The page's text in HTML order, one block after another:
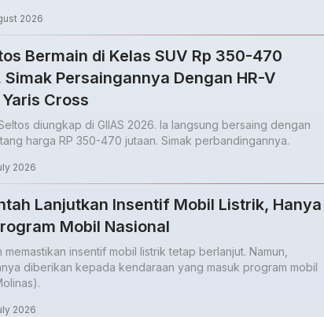
2026
Bermain di Kelas SUV Rp 350-470
Persaingannya Dengan HR-V
Cross
diungkap di GIIAS 2026. Ia langsung bersaing dengan
harga RP 350-470 jutaan. Simak perbandingannya.
2026
Lanjutkan Insentif Mobil Listrik, Hanya
Mobil Nasional
memastikan insentif mobil listrik tetap berlanjut. Namun,
diberikan kepada kendaraan yang masuk program mobil
2026